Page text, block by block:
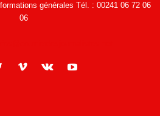
générales Tél. : 00241 06 72 06
06